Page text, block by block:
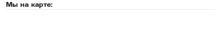
Мы на карте: